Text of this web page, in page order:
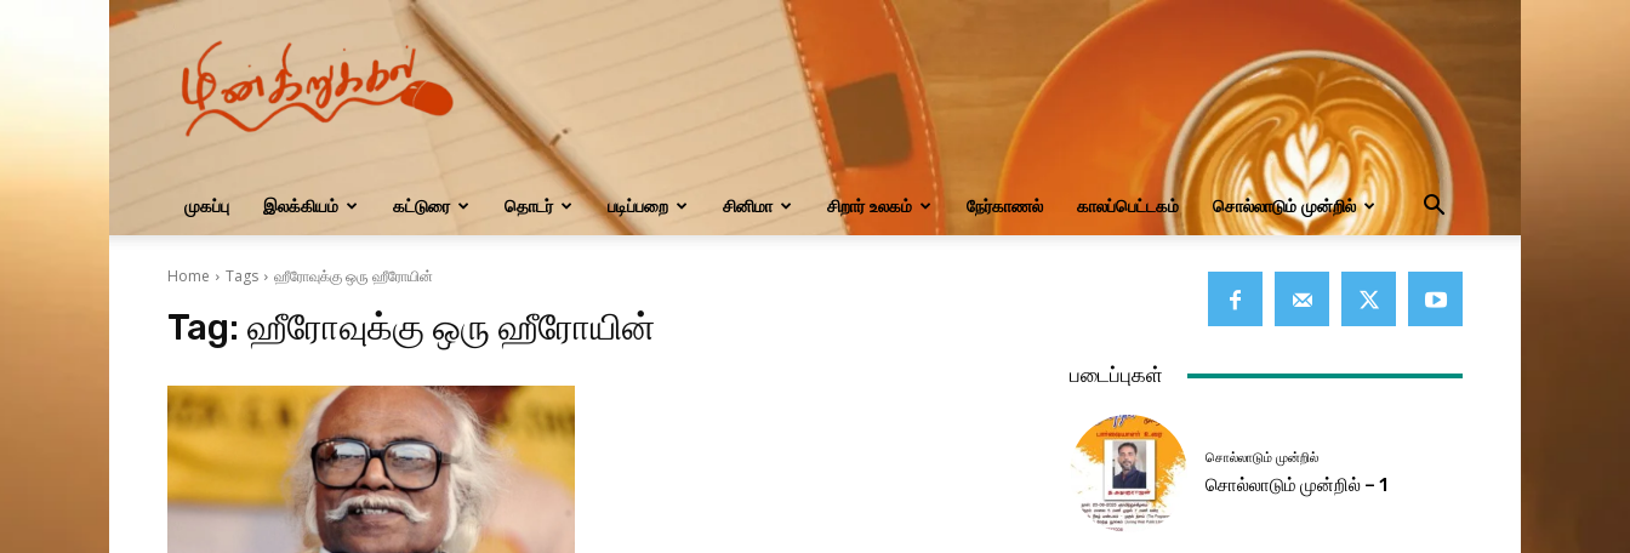
மின்கிறுக்கல்
முகப்பு இலக்கியம் கட்டுரை தொடர் படிப்பறை சினிமா சிறார் உலகம் நேர்காணல் காலப்பெட்டகம் சொல்லாடும் முன்றில்
Home Tags ஹீரோவுக்கு ஒரு ஹீரோயின்
Tag: ஹீரோவுக்கு ஒரு ஹீரோயின்
படைப்புகள்
சொல்லாடும் முன்றில்
சொல்லாடும் முன்றில் – 1